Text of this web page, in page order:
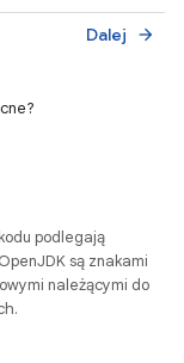
Dalej arrow_forward
podlegają
są znakami
należącymi do